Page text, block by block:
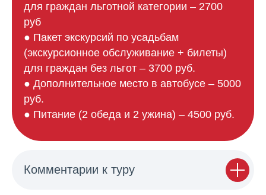
для граждан льготной категории – 2700
руб
● Пакет экскурсий по усадьбам
(экскурсионное обслуживание + билеты)
для граждан без льгот – 3700 руб.
● Дополнительное место в автобусе – 5000
руб.
● Питание (2 обеда и 2 ужина) – 4500 руб.
Комментарии к туру